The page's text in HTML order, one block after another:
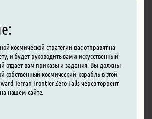
космической стратегии вас отправят на
и будет руководить вами искусственный
отдает вам приказы и задания. Вы должны
собственный космический корабль в этой
Terran Frontier Zero Falls через торрент
нашем сайте.